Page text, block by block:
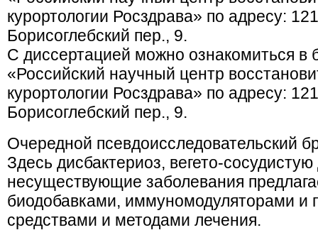
курортологии Росздрава» по адресу:
Борисоглебский пер., 9.
С диссертацией можно ознакомиться в
«Российский научный центр
курортологии Росздрава» по адресу:
Борисоглебский пер., 9.
Очередной псевдоисследовательский
Здесь дисбактериоз, вегето-
несуществующие заболевания
биодобавками, иммуномодуляторами и
средствами и методами лечения.